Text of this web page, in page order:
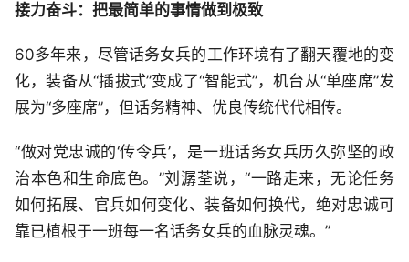
接力奋斗：把最简单的事情做到极致
60多年来，尽管话务女兵的工作环境有了翻天覆地的变
化，装备从“插拔式”变成了“智能式”，机台从“单座席”发
展为“多座席”，但话务精神、优良传统代代相传。
“做对党忠诚的‘传令兵’，是一班话务女兵历久弥坚的政
治本色和生命底色。”刘潺荃说，“一路走来，无论任务
如何拓展、官兵如何变化、装备如何换代，绝对忠诚可
靠已植根于一班每一名话务女兵的血脉灵魂。”